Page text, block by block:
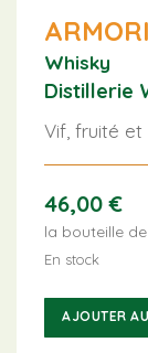
Whisky
Distillerie
Vif, fruité et
46,00€
la bouteille
En stock
quantité
AJOUTER